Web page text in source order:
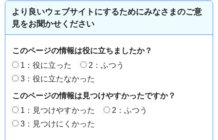
より良いウェブサイトにするためにみなさまのご意
見をお聞かせください
このページの情報は役に立ちましたか？
1：役に立った
2：ふつう
3：役に立たなかった
このページの情報は見つけやすかったですか？
1：見つけやすかった
2：ふつう
3：見つけにくかった